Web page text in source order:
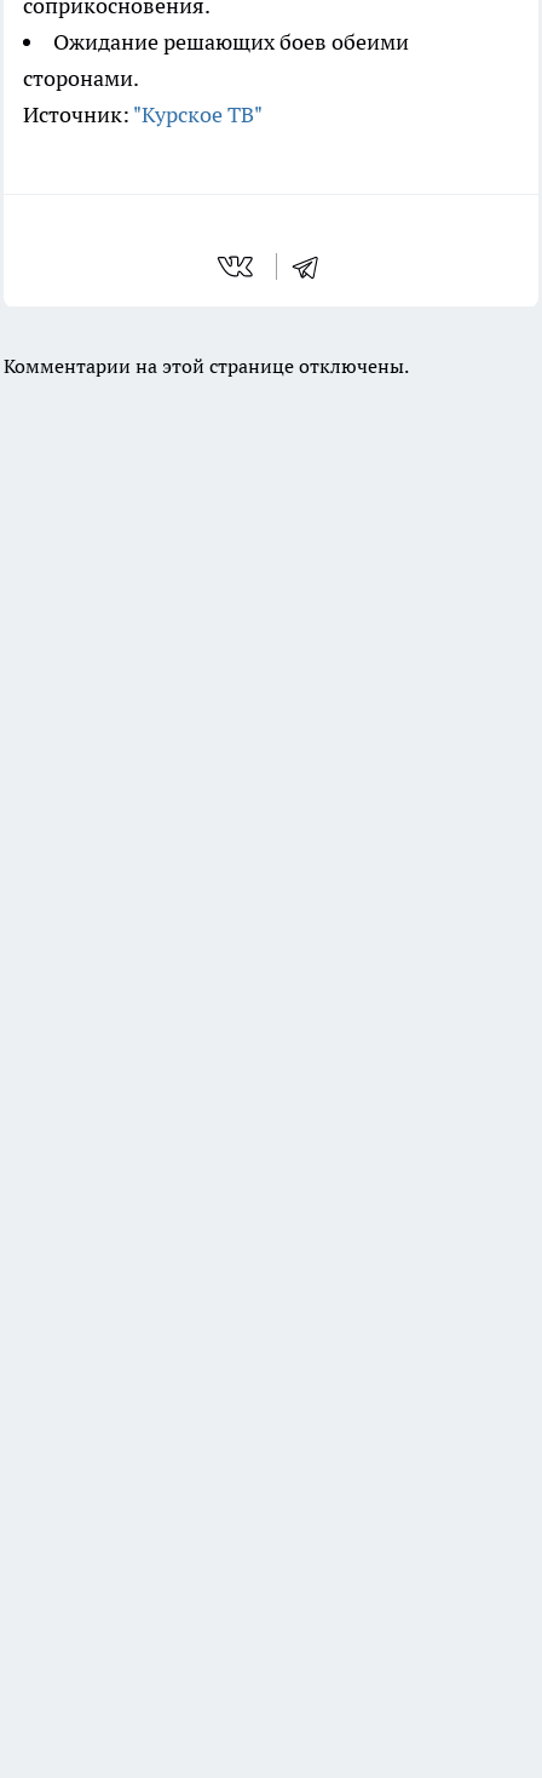
соприкосновения.
Ожидание решающих боев обеими
сторонами.
Источник: "Курское ТВ"
Комментарии на этой странице отключены.